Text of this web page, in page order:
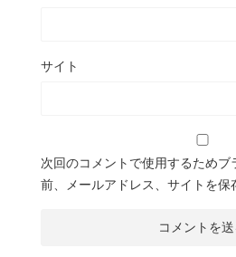
サイト
次回のコメントで使用するためブ
前、メールアドレス、サイトを保